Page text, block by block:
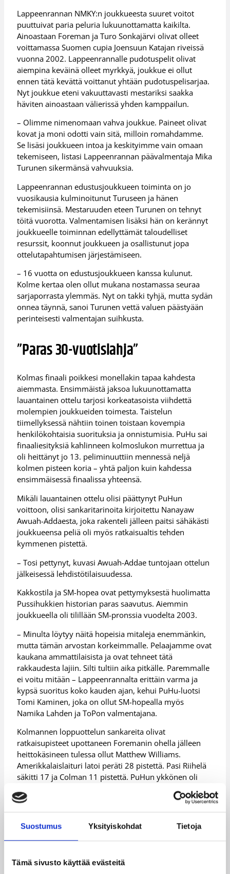
Suostumus Yksityiskohdat Tietoja
Tämä sivusto käyttää evästeitä
Lappeenrannan NMKY:n joukkueesta suuret voitot
puuttuivat paria peluria lukuunottamatta kaikilta.
Ainoastaan Foreman ja Turo Sonkajärvi olivat olleet
voittamassa Suomen cupia Joensuun Katajan riveissä
vuonna 2002. Lappeenrannalle pudotuspelit olivat
aiempina keväinä olleet myrkkyä, joukkue ei ollut
ennen tätä kevättä voittanut yhtään pudotuspelisarjaa.
Nyt joukkue eteni vakuuttavasti mestariksi saakka
häviten ainoastaan välierissä yhden kamppailun.
– Olimme nimenomaan vahva joukkue. Paineet olivat
kovat ja moni odotti vain sitä, milloin romahdamme.
Se lisäsi joukkueen intoa ja keskityimme vain omaan
tekemiseen, listasi Lappeenrannan päävalmentaja Mika
Turunen sikermänsä vahvuuksia.
Lappeenrannan edustusjoukkueen toiminta on jo
vuosikausia kulminoitunut Turuseen ja hänen
tekemisiinsä. Mestaruuden eteen Turunen on tehnyt
töitä vuorotta. Valmentamisen lisäksi hän on kerännyt
joukkueelle toiminnan edellyttämät taloudelliset
resurssit, koonnut joukkueen ja osallistunut jopa
ottelutapahtumisen järjestämiseen.
– 16 vuotta on edustusjoukkueen kanssa kulunut.
Kolme kertaa olen ollut mukana nostamassa seuraa
sarjaporrasta ylemmäs. Nyt on takki tyhjä, mutta sydän
onnea täynnä, sanoi Turunen vettä valuen päästyään
perinteisesti valmentajan suihkusta.
”Paras 30-vuotislahja”
Kolmas finaali poikkesi monellakin tapaa kahdesta
aiemmasta. Ensimmäistä jaksoa lukuunottamatta
lauantainen ottelu tarjosi korkeatasoista viihdettä
molempien joukkueiden toimesta. Taistelun
tiimellyksessä nähtiin toinen toistaan kovempia
henkilökohtaisia suorituksia ja onnistumisia. PuHu sai
finaaliesityksiä kahlinneen kolmoslukon murrettua ja
oli heittänyt jo 13. peliminuuttiin mennessä neljä
kolmen pisteen koria – yhtä paljon kuin kahdessa
ensimmäisessä finaalissa yhteensä.
Mikäli lauantainen ottelu olisi päättynyt PuHun
voittoon, olisi sankaritarinoita kirjoitettu Nanayaw
Awuah-Addaesta, joka rakenteli jälleen paitsi sähäkästi
joukkueensa peliä oli myös ratkaisualtis tehden
kymmenen pistettä.
– Tosi pettynyt, kuvasi Awuah-Addae tuntojaan ottelun
jälkeisessä lehdistötilaisuudessa.
Kakkostila ja SM-hopea ovat pettymyksestä huolimatta
Pussihukkien historian paras saavutus. Aiemmin
joukkueella oli tilillään SM-pronssia vuodelta 2003.
– Minulta löytyy näitä hopeisia mitaleja enemmänkin,
mutta tämän arvostan korkeimmalle. Pelaajamme ovat
kaukana ammattilaisista ja ovat tehneet tätä
rakkaudesta lajiin. Silti tultiin aika pitkälle. Paremmalle
ei voitu mitään – Lappeenrannalta erittäin varma ja
kypsä suoritus koko kauden ajan, kehui PuHu-luotsi
Tomi Kaminen, joka on ollut SM-hopealla myös
Namika Lahden ja ToPon valmentajana.
Kolmannen loppuottelun sankareita olivat
ratkaisupisteet upottaneen Foremanin ohella jälleen
heittokäsineen tulessa ollut Matthew Williams.
Amerikkalaislaituri latoi peräti 28 pistettä. Pasi Riihelä
säkitti 17 ja Colman 11 pistettä. PuHun ykkönen oli
210-senttinen Hickey, joka teki ajoittain mitä tahtoi
kirjauttaen saldoikseen 27 pistettä ja kymmenen
levypalloa.
Lappeenrannan kapteeni Pasi Riihelä joutui
seuraamaan ratkaisuhetket vaihtopenkiltä saatuaan
loppua.